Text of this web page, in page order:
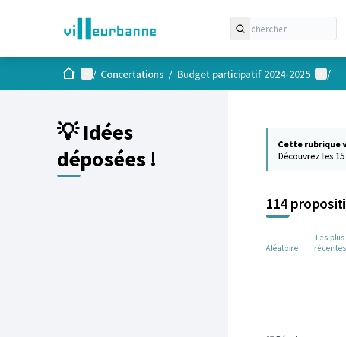
AccueilMenu principal
/ Concertations / Budget participatif 2024-2025 Menu
/
💡 Idées
déposées !
Cette rubrique
Découvrez les
114
Aléatoire
Les plus
récentes